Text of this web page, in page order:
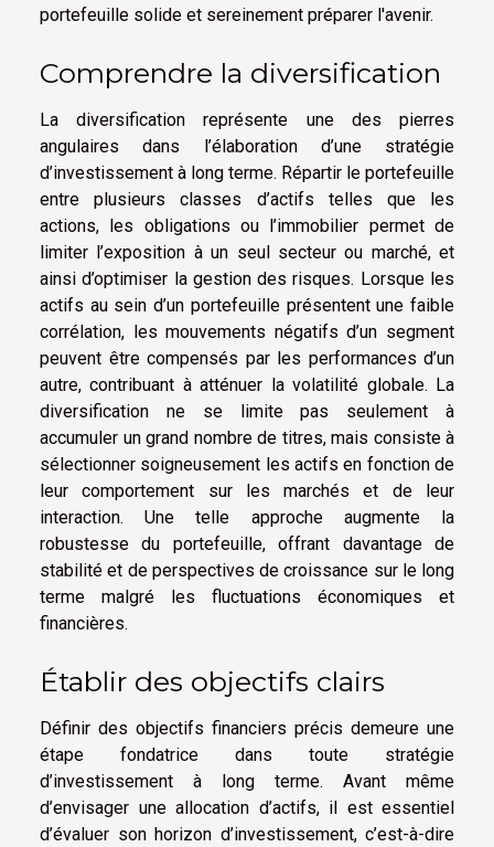
portefeuille solide et sereinement préparer l'avenir.
Comprendre la diversification
La diversification représente une des pierres
angulaires dans l’élaboration d’une stratégie
d’investissement à long terme. Répartir le portefeuille
entre plusieurs classes d’actifs telles que les
actions, les obligations ou l’immobilier permet de
limiter l’exposition à un seul secteur ou marché, et
ainsi d’optimiser la gestion des risques. Lorsque les
actifs au sein d’un portefeuille présentent une faible
corrélation, les mouvements négatifs d’un segment
peuvent être compensés par les performances d’un
autre, contribuant à atténuer la volatilité globale. La
diversification ne se limite pas seulement à
accumuler un grand nombre de titres, mais consiste à
sélectionner soigneusement les actifs en fonction de
leur comportement sur les marchés et de leur
interaction. Une telle approche augmente la
robustesse du portefeuille, offrant davantage de
stabilité et de perspectives de croissance sur le long
terme malgré les fluctuations économiques et
financières.
Établir des objectifs clairs
Définir des objectifs financiers précis demeure une
étape fondatrice dans toute stratégie
d’investissement à long terme. Avant même
d’envisager une allocation d’actifs, il est essentiel
d’évaluer son horizon d’investissement, c’est-à-dire